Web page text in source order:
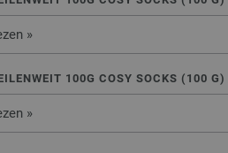
»
100G COSY SOCKS (100 G)
»